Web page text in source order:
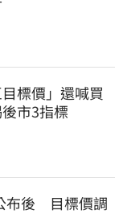
標價」還喊買
市3指標
布後 目標價調